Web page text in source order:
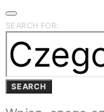
SEARCH FOR:
SEARCH